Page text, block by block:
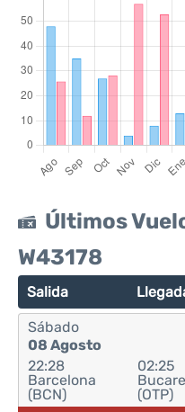
Últimos
W43178
Salida
Sábado
08 Agosto
22:28
Barcelona
(BCN)
02:25
(OTP)